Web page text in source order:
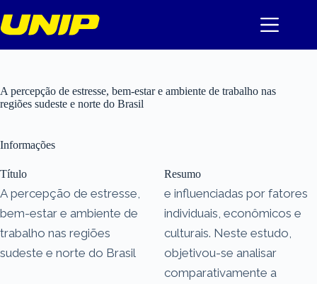
para
o
A percepção de estresse, bem-estar e ambiente de trabalho nas
regiões sudeste e norte do Brasil
Informações
Título
A percepção de estresse,
bem-estar e ambiente de
trabalho nas regiões
sudeste e norte do Brasil
Resumo
e influenciadas por fatores
individuais, econômicos e
culturais. Neste estudo,
objetivou-se analisar
comparativamente a